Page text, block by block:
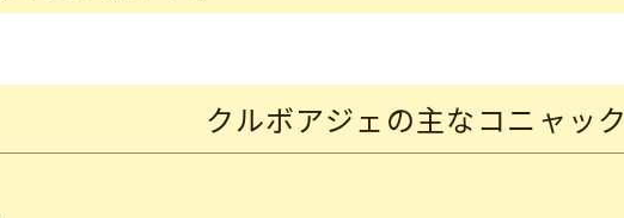
クルボアジェの主なコニャック